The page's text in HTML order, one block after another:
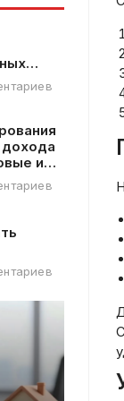
дохода
и